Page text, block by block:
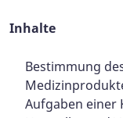
Inhalte
Bestimmung
Aufgaben einer